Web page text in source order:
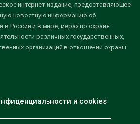
интернет-издание, предоставляющее
новостную информацию об
в России и в мире, мерах по охране
различных государственных,
организаций в отношении охраны
и cookies